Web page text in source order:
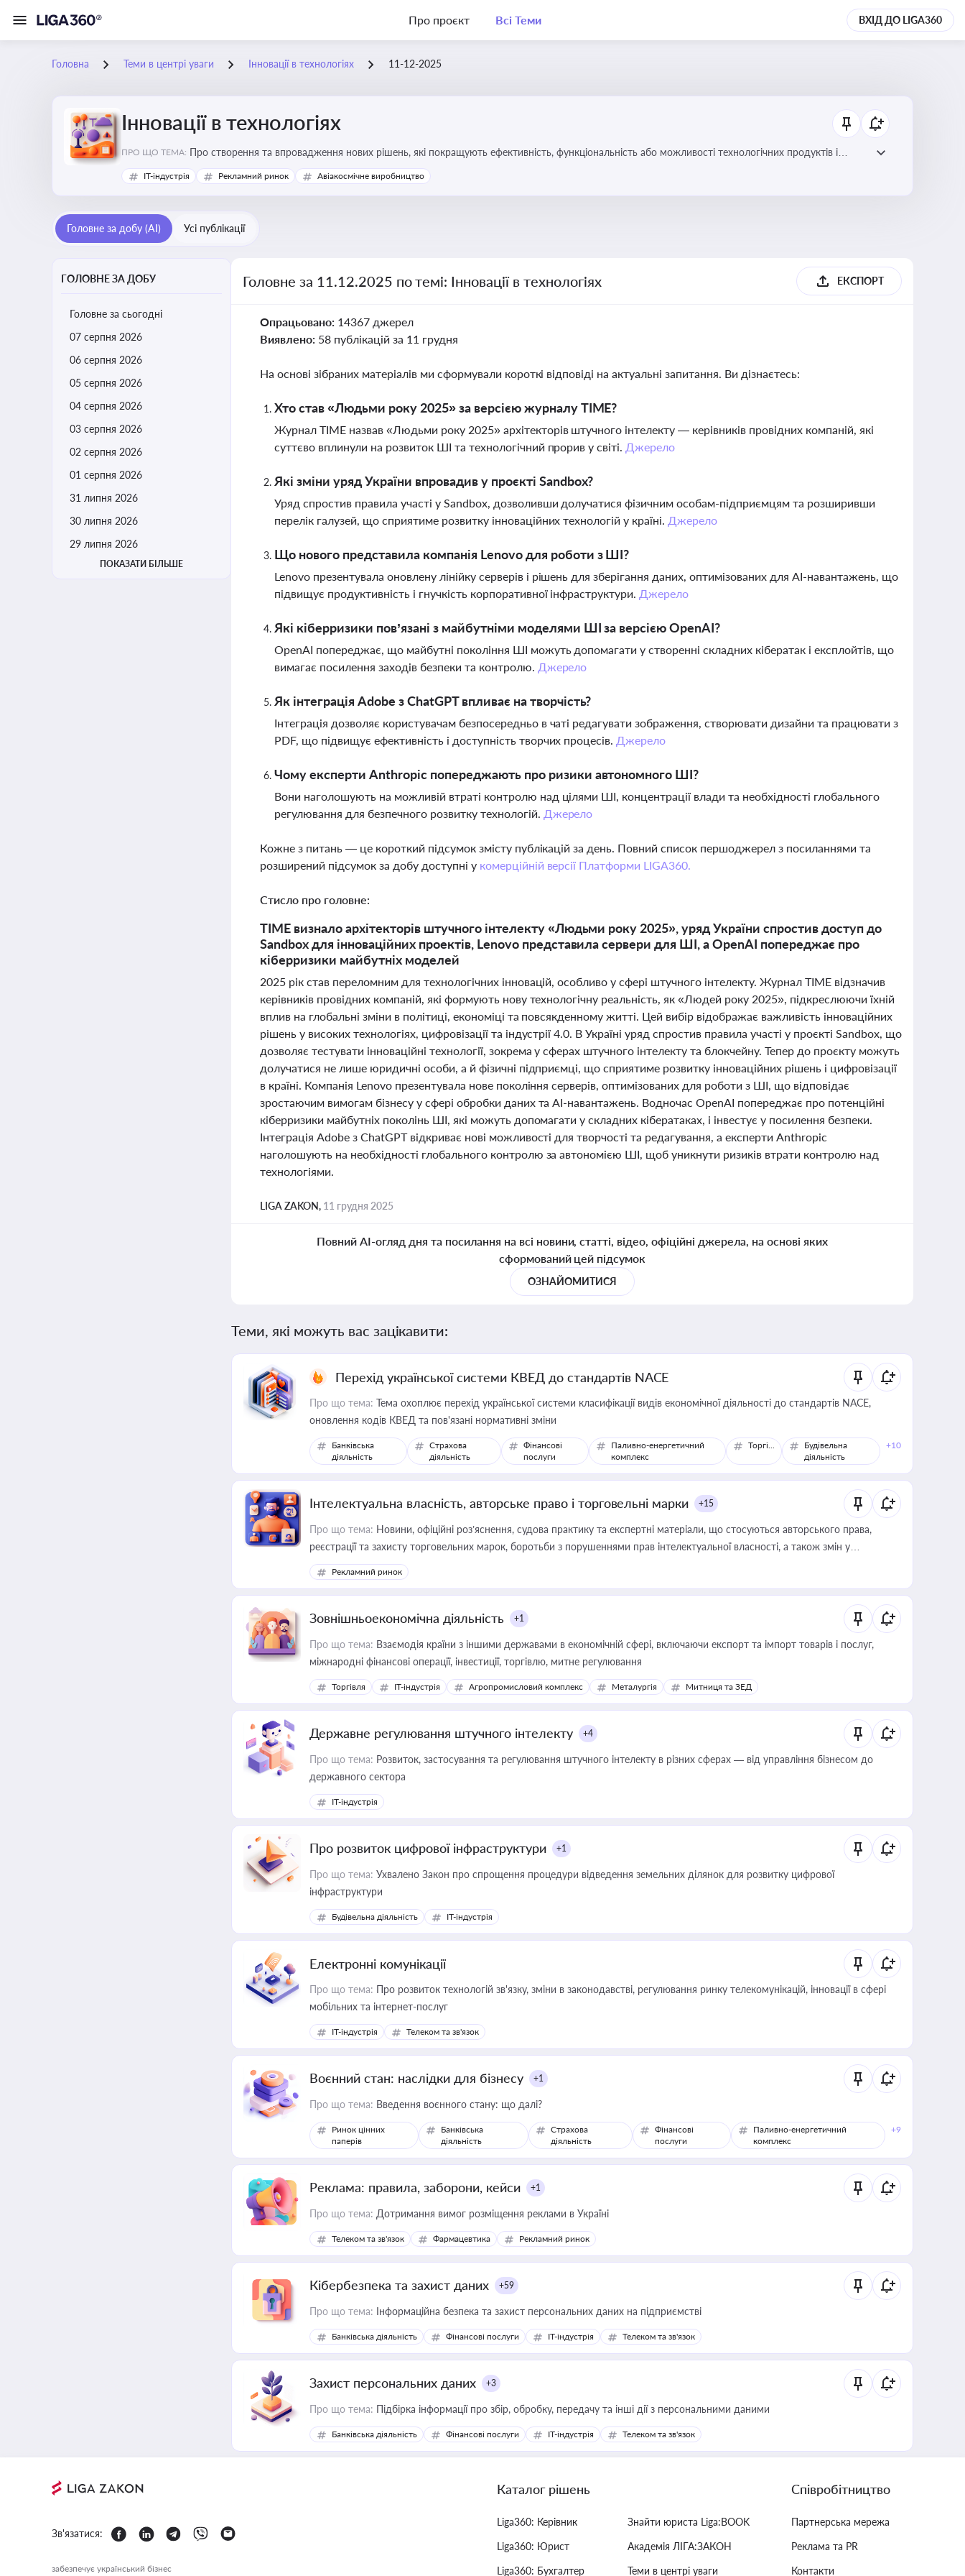
Про проєкт Всі Теми ВХІД ДО LIGA360
Головна Теми в центрі уваги Інновації в технологіях 11-12-2025
Інновації в технологіях
ПРО ЩО ТЕМА: Про створення та впровадження нових рішень, які покращують ефективність, функціональність або можливості технологічних продуктів і
процесів. Штучний інтелект та його використання
IT-індустрія Рекламний ринок Авіакосмічне виробництво
Головне за добу (AI) Усі публікації
ГОЛОВНЕ ЗА ДОБУ
Головне за сьогодні
07 серпня 2026
06 серпня 2026
05 серпня 2026
04 серпня 2026
03 серпня 2026
02 серпня 2026
01 серпня 2026
31 липня 2026
30 липня 2026
29 липня 2026
ПОКАЗАТИ БІЛЬШЕ
Головне за 11.12.2025 по темі: Інновації в технологіях ЕКСПОРТ
Опрацьовано: 14367 джерел
Виявлено: 58 публікацій за 11 грудня
На основі зібраних матеріалів ми сформували короткі відповіді на актуальні запитання. Ви дізнаєтесь:
Хто став «Людьми року 2025» за версією журналу TIME?
Журнал TIME назвав «Людьми року 2025» архітекторів штучного інтелекту — керівників провідних компаній, які
суттєво вплинули на розвиток ШІ та технологічний прорив у світі. Джерело
Які зміни уряд України впровадив у проєкті Sandbox?
Уряд спростив правила участі у Sandbox, дозволивши долучатися фізичним особам-підприємцям та розширивши
перелік галузей, що сприятиме розвитку інноваційних технологій у країні. Джерело
Що нового представила компанія Lenovo для роботи з ШІ?
Lenovo презентувала оновлену лінійку серверів і рішень для зберігання даних, оптимізованих для AI-навантажень, що
підвищує продуктивність і гнучкість корпоративної інфраструктури. Джерело
Які кіберризики пов’язані з майбутніми моделями ШІ за версією OpenAI?
OpenAI попереджає, що майбутні покоління ШІ можуть допомагати у створенні складних кібератак і експлойтів, що
вимагає посилення заходів безпеки та контролю. Джерело
Як інтеграція Adobe з ChatGPT впливає на творчість?
Інтеграція дозволяє користувачам безпосередньо в чаті редагувати зображення, створювати дизайни та працювати з
PDF, що підвищує ефективність і доступність творчих процесів. Джерело
Чому експерти Anthropic попереджають про ризики автономного ШІ?
Вони наголошують на можливій втраті контролю над цілями ШІ, концентрації влади та необхідності глобального
регулювання для безпечного розвитку технологій. Джерело
Кожне з питань — це короткий підсумок змісту публікацій за день. Повний список першоджерел з посиланнями та
розширений підсумок за добу доступні у комерційній версії Платформи LIGA360.
Стисло про головне:
TIME визнало архітекторів штучного інтелекту «Людьми року 2025», уряд України спростив доступ до
Sandbox для інноваційних проектів, Lenovo представила сервери для ШІ, а OpenAI попереджає про
кіберризики майбутніх моделей
2025 рік став переломним для технологічних інновацій, особливо у сфері штучного інтелекту. Журнал TIME відзначив
керівників провідних компаній, які формують нову технологічну реальність, як «Людей року 2025», підкреслюючи їхній
вплив на глобальні зміни в політиці, економіці та повсякденному житті. Цей вибір відображає важливість інноваційних
рішень у високих технологіях, цифровізації та індустрії 4.0. В Україні уряд спростив правила участі у проєкті Sandbox, що
дозволяє тестувати інноваційні технології, зокрема у сферах штучного інтелекту та блокчейну. Тепер до проєкту можуть
долучатися не лише юридичні особи, а й фізичні підприємці, що сприятиме розвитку інноваційних рішень і цифровізації
в країні. Компанія Lenovo презентувала нове покоління серверів, оптимізованих для роботи з ШІ, що відповідає
зростаючим вимогам бізнесу у сфері обробки даних та AI-навантажень. Водночас OpenAI попереджає про потенційні
кіберризики майбутніх поколінь ШІ, які можуть допомагати у складних кібератаках, і інвестує у посилення безпеки.
Інтеграція Adobe з ChatGPT відкриває нові можливості для творчості та редагування, а експерти Anthropic
наголошують на необхідності глобального контролю за автономією ШІ, щоб уникнути ризиків втрати контролю над
технологіями.
LIGA ZAKON, 11 грудня 2025
Повний AI-огляд дня та посилання на всі новини, статті, відео, офіційні джерела, на основі яких
сформований цей підсумок
ОЗНАЙОМИТИСЯ
Теми, які можуть вас зацікавити:
Перехід української системи КВЕД до стандартів NACE
Про що тема: Тема охоплює перехід української системи класифікації видів економічної діяльності до стандартів NACE,
оновлення кодів КВЕД та пов'язані нормативні зміни
Банківська
діяльність
Страхова
діяльність
Фінансові
послуги
Паливно-енергетичний
комплекс
Торгівля
Будівельна
діяльність
+10
Інтелектуальна власність, авторське право і торговельні марки +15
Про що тема: Новини, офіційні роз’яснення, судова практику та експертні матеріали, що стосуються авторського права,
реєстрації та захисту торговельних марок, боротьби з порушеннями прав інтелектуальної власності, а також змін у
законодавстві у цій сфері
Рекламний ринок
Зовнішньоекономічна діяльність +1
Про що тема: Взаємодія країни з іншими державами в економічній сфері, включаючи експорт та імпорт товарів і послуг,
міжнародні фінансові операції, інвестиції, торгівлю, митне регулювання
Торгівля IT-індустрія Агропромисловий комплекс Металургія Митниця та ЗЕД
Державне регулювання штучного інтелекту +4
Про що тема: Розвиток, застосування та регулювання штучного інтелекту в різних сферах — від управління бізнесом до
державного сектора
IT-індустрія
Про розвиток цифрової інфраструктури +1
Про що тема: Ухвалено Закон про спрощення процедури відведення земельних ділянок для розвитку цифрової
інфраструктури
Будівельна діяльність IT-індустрія
Електронні комунікації
Про що тема: Про розвиток технологій зв'язку, зміни в законодавстві, регулювання ринку телекомунікацій, інновації в сфері
мобільних та інтернет-послуг
IT-індустрія Телеком та зв'язок
Воєнний стан: наслідки для бізнесу +1
Про що тема: Введення воєнного стану: що далі?
Ринок цінних
паперів
Банківська
діяльність
Страхова
діяльність
Фінансові
послуги
Паливно-енергетичний
комплекс
+9
Реклама: правила, заборони, кейси +1
Про що тема: Дотримання вимог розміщення реклами в Україні
Телеком та зв'язок Фармацевтика Рекламний ринок
Кібербезпека та захист даних +59
Про що тема: Інформаційна безпека та захист персональних даних на підприємстві
Банківська діяльність Фінансові послуги IT-індустрія Телеком та зв'язок
Захист персональних даних +3
Про що тема: Підбірка інформації про збір, обробку, передачу та інші дії з персональними даними
Банківська діяльність Фінансові послуги IT-індустрія Телеком та зв'язок
Зв'язатися:
забезпечує український бізнес
Каталог рішень
Liga360: Керівник
Liga360: Юрист
Liga360: Бухгалтер
Знайти юриста Liga:BOOK
Академія ЛІГА:ЗАКОН
Теми в центрі уваги
Співробітництво
Партнерська мережа
Реклама та PR
Контакти